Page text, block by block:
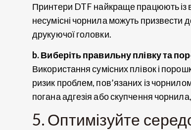
Принтери DTF найкраще працюють із
несумісні чорнила можуть призвести
друкуючої головки.
b. Виберіть правильну плівку та
Використання сумісних плівок і
ризик проблем, пов’язаних із
погана адгезія або скупчення
5. Оптимізуйте